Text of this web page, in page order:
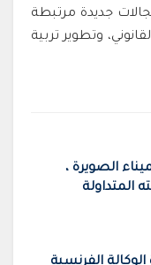
جديدة مرتبطة
وتطوير تربية
الصويرة ،
المتداولة